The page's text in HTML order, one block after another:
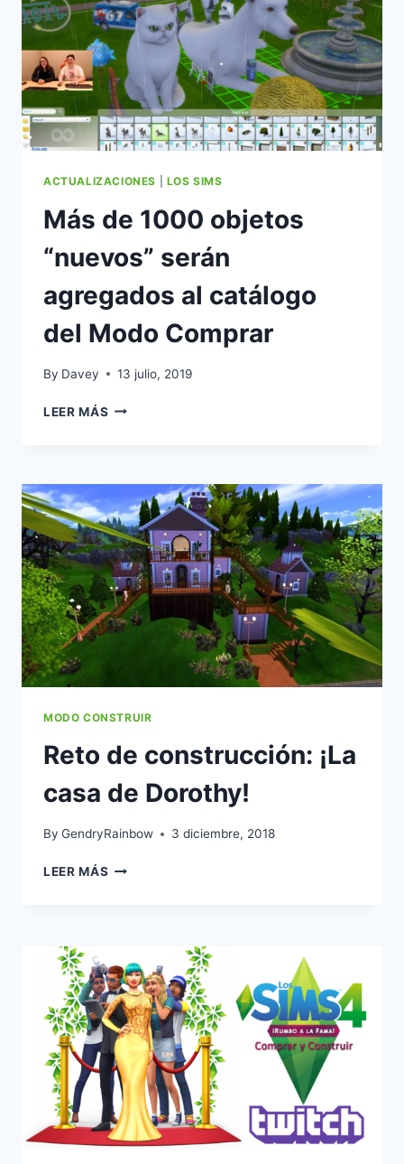
DE
CC
POR
FELIXANDRE
EN
LOS
SIMS
4
ACTUALIZACIONES LOS SIMS
Más de 1000 objetos
“nuevos” serán
agregados al catálogo
del Modo Comprar
By Davey 13 julio, 2019
LEER MÁS MÁS
“NUEVOS”
SERÁN
AGREGADOS
AL
CATÁLOGO
DEL
MODO
COMPRAR
MODO CONSTRUIR
Reto de construcción: ¡La
casa de Dorothy!
By GendryRainbow 3 diciembre, 2018
LEER MÁS RETO
DOROTHY!